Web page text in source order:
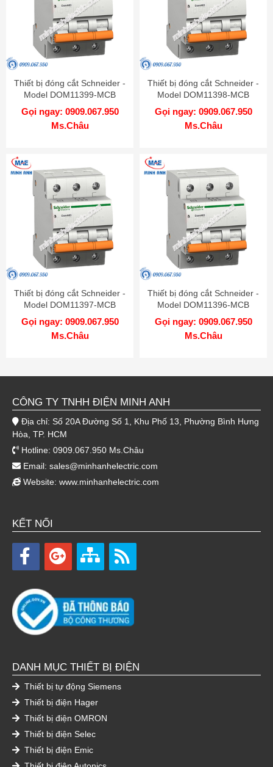
Thiết bị đóng cắt Schneider -
Model DOM11399-MCB
Gọi ngay: 0909.067.950
Ms.Châu
Thiết bị đóng cắt Schneider -
Model DOM11398-MCB
Gọi ngay: 0909.067.950
Ms.Châu
Thiết bị đóng cắt Schneider -
Model DOM11397-MCB
Gọi ngay: 0909.067.950
Ms.Châu
Thiết bị đóng cắt Schneider -
Model DOM11396-MCB
Gọi ngay: 0909.067.950
Ms.Châu
CÔNG TY TNHH ĐIỆN MINH ANH
Địa chỉ: Số 20A Đường Số 1, Khu Phố 13, Phường Bình Hưng
Hòa, TP. HCM
Hotline: 0909.067.950 Ms.Châu
Email: sales@minhanhelectric.com
Website: www.minhanhelectric.com
KẾT NỐI
DANH MỤC THIẾT BỊ ĐIỆN
Thiết bị tự động Siemens
Thiết bị điện Hager
Thiết bị điện OMRON
Thiết bị điện Selec
Thiết bị điện Emic